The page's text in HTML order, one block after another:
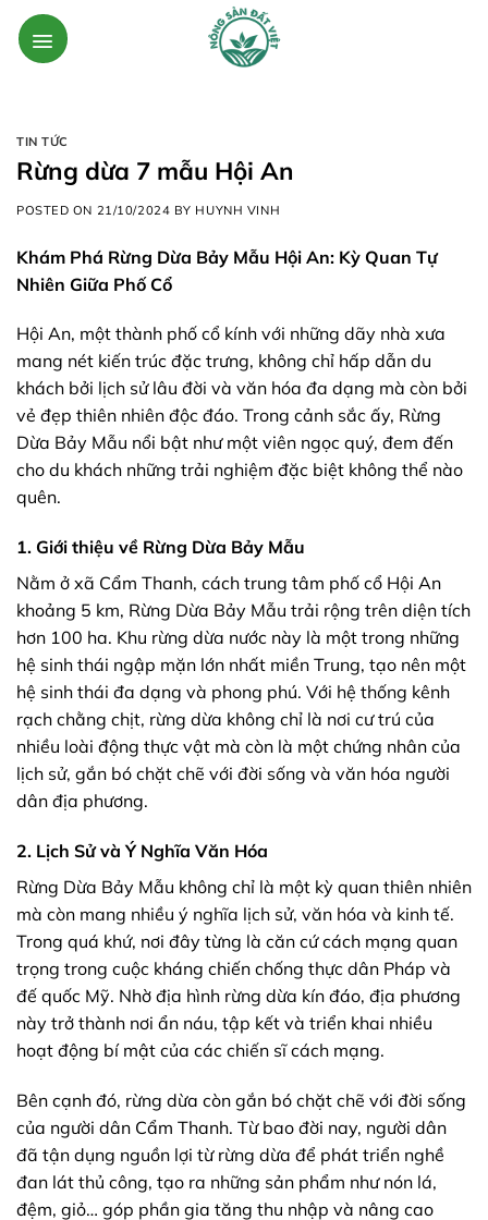
Skip
content
TIN TỨC
Rừng dừa 7 mẫu Hội An
POSTED ON 21/10/2024 BY HUYNH VINH
Khám Phá Rừng Dừa Bảy Mẫu Hội An: Kỳ Quan Tự
Nhiên Giữa Phố Cổ
Hội An, một thành phố cổ kính với những dãy nhà xưa
mang nét kiến trúc đặc trưng, không chỉ hấp dẫn du
khách bởi lịch sử lâu đời và văn hóa đa dạng mà còn bởi
vẻ đẹp thiên nhiên độc đáo. Trong cảnh sắc ấy, Rừng
Dừa Bảy Mẫu nổi bật như một viên ngọc quý, đem đến
cho du khách những trải nghiệm đặc biệt không thể nào
quên.
1. Giới thiệu về Rừng Dừa Bảy Mẫu
Nằm ở xã Cẩm Thanh, cách trung tâm phố cổ Hội An
khoảng 5 km, Rừng Dừa Bảy Mẫu trải rộng trên diện tích
hơn 100 ha. Khu rừng dừa nước này là một trong những
hệ sinh thái ngập mặn lớn nhất miền Trung, tạo nên một
hệ sinh thái đa dạng và phong phú. Với hệ thống kênh
rạch chằng chịt, rừng dừa không chỉ là nơi cư trú của
nhiều loài động thực vật mà còn là một chứng nhân của
lịch sử, gắn bó chặt chẽ với đời sống và văn hóa người
dân địa phương.
2. Lịch Sử và Ý Nghĩa Văn Hóa
Rừng Dừa Bảy Mẫu không chỉ là một kỳ quan thiên nhiên
mà còn mang nhiều ý nghĩa lịch sử, văn hóa và kinh tế.
Trong quá khứ, nơi đây từng là căn cứ cách mạng quan
trọng trong cuộc kháng chiến chống thực dân Pháp và
đế quốc Mỹ. Nhờ địa hình rừng dừa kín đáo, địa phương
này trở thành nơi ẩn náu, tập kết và triển khai nhiều
hoạt động bí mật của các chiến sĩ cách mạng.
Bên cạnh đó, rừng dừa còn gắn bó chặt chẽ với đời sống
của người dân Cẩm Thanh. Từ bao đời nay, người dân
đã tận dụng nguồn lợi từ rừng dừa để phát triển nghề
đan lát thủ công, tạo ra những sản phẩm như nón lá,
đệm, giỏ… góp phần gia tăng thu nhập và nâng cao